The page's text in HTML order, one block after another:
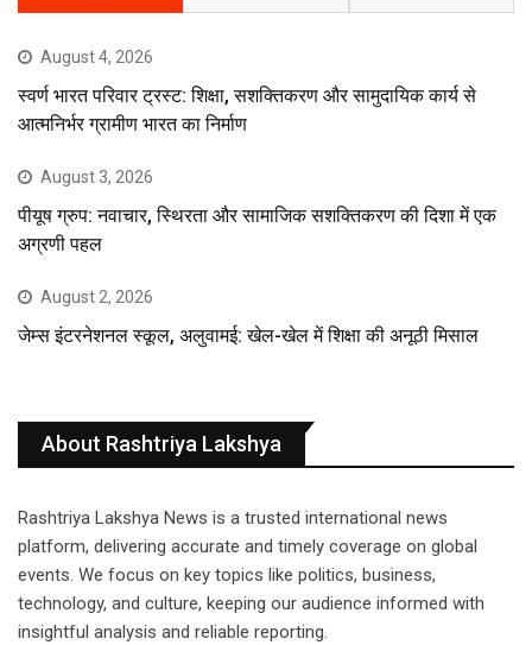
August 4, 2026
स्वर्ण भारत परिवार ट्रस्ट: शिक्षा, सशक्तिकरण और सामुदायिक कार्य से
आत्मनिर्भर ग्रामीण भारत का निर्माण
August 3, 2026
पीयूष ग्रुप: नवाचार, स्थिरता और सामाजिक सशक्तिकरण की दिशा में एक
अग्रणी पहल
August 2, 2026
जेम्स इंटरनेशनल स्कूल, अलुवामई: खेल-खेल में शिक्षा की अनूठी मिसाल
About Rashtriya Lakshya
Rashtriya Lakshya News is a trusted international news
platform, delivering accurate and timely coverage on global
events. We focus on key topics like politics, business,
technology, and culture, keeping our audience informed with
insightful analysis and reliable reporting.